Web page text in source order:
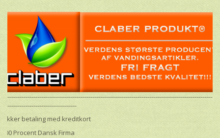
----------------------------------------------------------------------------------------------------------------
---------------------------------------
Sikker betaling med kreditkort
100 Procent Dansk Firma